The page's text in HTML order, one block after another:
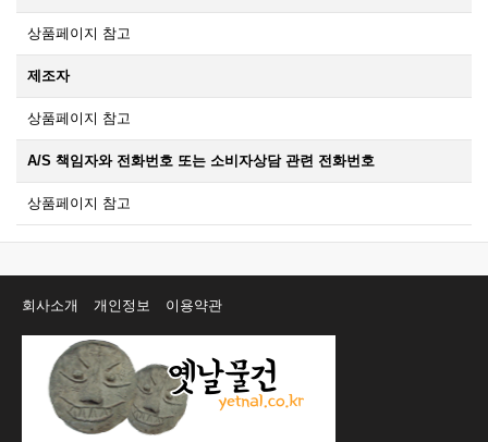
상품페이지 참고
제조자
상품페이지 참고
A/S 책임자와 전화번호 또는 소비자상담 관련 전화번호
상품페이지 참고
회사소개 개인정보 이용약관